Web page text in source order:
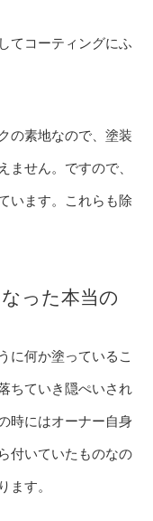
てコーティングにふ
の素地なので、塗装
ません。ですので、
います。これらも除
った本当の
に何か塗っているこ
ちていき隠ぺいされ
時にはオーナー自身
付いていたものなの
ます。